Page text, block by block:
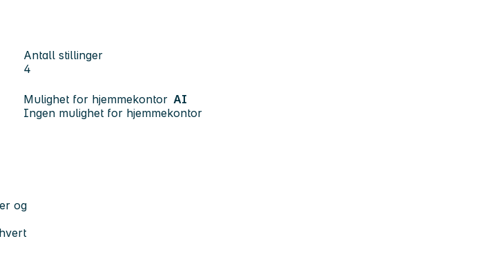
Antall stillinger
4
Mulighet for hjemmekontor AI
Ingen mulighet for hjemmekontor
og